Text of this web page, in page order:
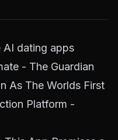
AI dating apps
- The Guardian
As The Worlds First
Platform -